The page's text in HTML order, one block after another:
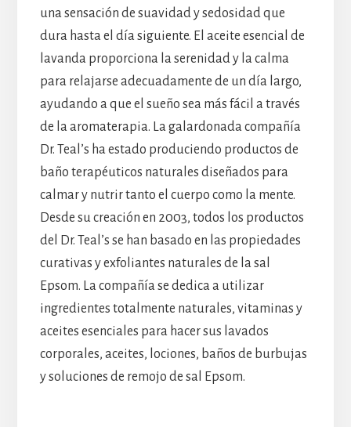
una sensación de suavidad y sedosidad que
dura hasta el día siguiente. El aceite esencial de
lavanda proporciona la serenidad y la calma
para relajarse adecuadamente de un día largo,
ayudando a que el sueño sea más fácil a través
de la aromaterapia. La galardonada compañía
Dr. Teal’s ha estado produciendo productos de
baño terapéuticos naturales diseñados para
calmar y nutrir tanto el cuerpo como la mente.
Desde su creación en 2003, todos los productos
del Dr. Teal’s se han basado en las propiedades
curativas y exfoliantes naturales de la sal
Epsom. La compañía se dedica a utilizar
ingredientes totalmente naturales, vitaminas y
aceites esenciales para hacer sus lavados
corporales, aceites, lociones, baños de burbujas
y soluciones de remojo de sal Epsom.